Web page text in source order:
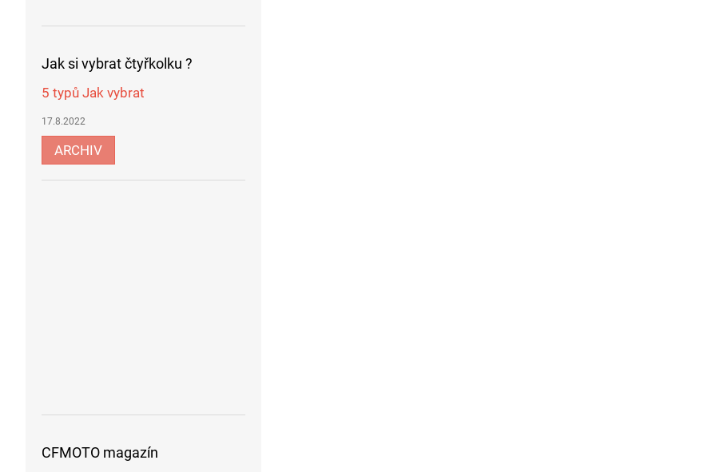
Jak si vybrat čtyřkolku ?
5 typů Jak vybrat
17.8.2022
ARCHIV
CFMOTO magazín